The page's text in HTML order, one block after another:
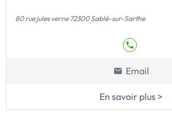
80 rue jules verne 72300 Sablé-sur-Sarthe
Email
En savoir plus >